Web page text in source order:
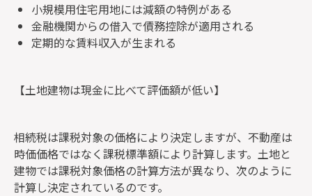
小規模用住宅用地には減額の特例がある
金融機関からの借入で債務控除が適用される
定期的な賃料収入が生まれる
【土地建物は現金に比べて評価額が低い】
相続税は課税対象の価格により決定しますが、 不動産は
時価価格ではなく課税標準額により計算します。土地と
建物では課税対象価格の計算方法が異なり、次のように
計算し決定されているのです。